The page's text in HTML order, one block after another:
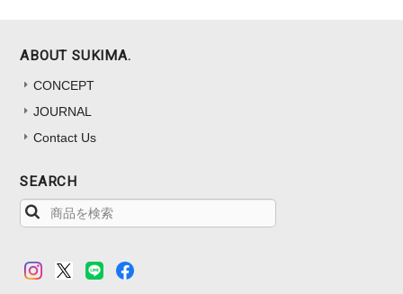
ABOUT SUKIMA.
CONCEPT
JOURNAL
Contact Us
SEARCH